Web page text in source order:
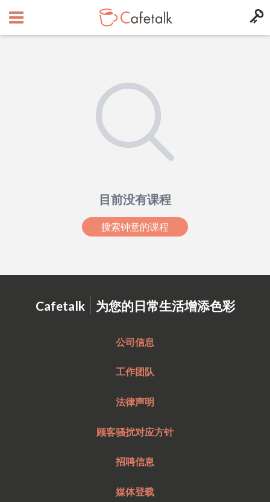
目前没有课程
搜索钟意的课程
Cafetalk | 为您的日常生活增添色彩
公司信息
工作团队
法律声明
顾客骚扰对应方针
招聘信息
媒体登载